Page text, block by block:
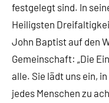
festgelegt sind. In
Heiligsten
John Baptist auf den
Gemeinschaft: „Die
alle. Sie lädt uns ein,
jedes Menschen zu